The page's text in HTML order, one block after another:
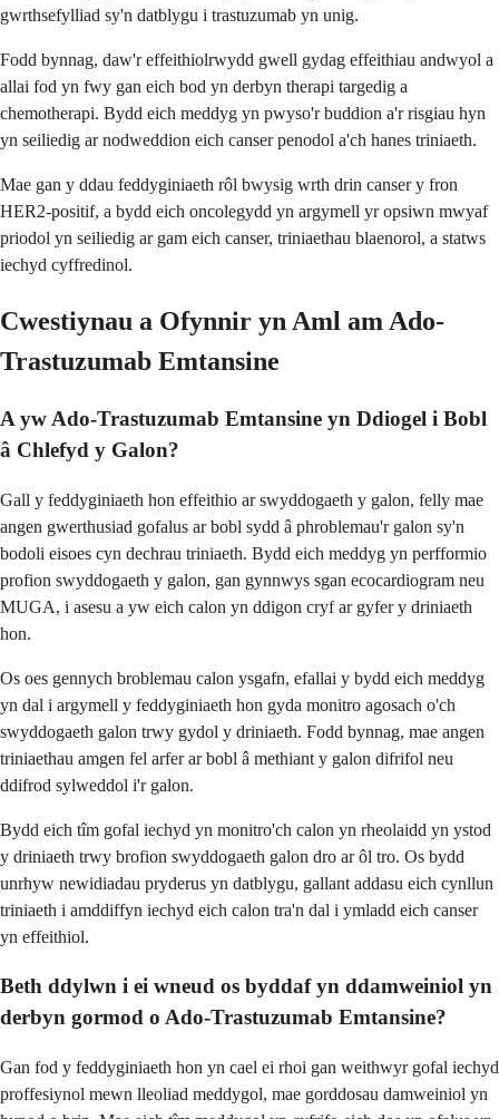
gwrthsefylliad sy'n datblygu i trastuzumab yn unig.
Fodd bynnag, daw'r effeithiolrwydd gwell gydag effeithiau andwyol a
allai fod yn fwy gan eich bod yn derbyn therapi targedig a
chemotherapi. Bydd eich meddyg yn pwyso'r buddion a'r risgiau hyn
yn seiliedig ar nodweddion eich canser penodol a'ch hanes triniaeth.
Mae gan y ddau feddyginiaeth rôl bwysig wrth drin canser y fron
HER2-positif, a bydd eich oncolegydd yn argymell yr opsiwn mwyaf
priodol yn seiliedig ar gam eich canser, triniaethau blaenorol, a statws
iechyd cyffredinol.
Cwestiynau a Ofynnir yn Aml am Ado-
Trastuzumab Emtansine
A yw Ado-Trastuzumab Emtansine yn Ddiogel i Bobl
â Chlefyd y Galon?
Gall y feddyginiaeth hon effeithio ar swyddogaeth y galon, felly mae
angen gwerthusiad gofalus ar bobl sydd â phroblemau'r galon sy'n
bodoli eisoes cyn dechrau triniaeth. Bydd eich meddyg yn perfformio
profion swyddogaeth y galon, gan gynnwys sgan ecocardiogram neu
MUGA, i asesu a yw eich calon yn ddigon cryf ar gyfer y driniaeth
hon.
Os oes gennych broblemau calon ysgafn, efallai y bydd eich meddyg
yn dal i argymell y feddyginiaeth hon gyda monitro agosach o'ch
swyddogaeth galon trwy gydol y driniaeth. Fodd bynnag, mae angen
triniaethau amgen fel arfer ar bobl â methiant y galon difrifol neu
ddifrod sylweddol i'r galon.
Bydd eich tîm gofal iechyd yn monitro'ch calon yn rheolaidd yn ystod
y driniaeth trwy brofion swyddogaeth galon dro ar ôl tro. Os bydd
unrhyw newidiadau pryderus yn datblygu, gallant addasu eich cynllun
triniaeth i amddiffyn iechyd eich calon tra'n dal i ymladd eich canser
yn effeithiol.
Beth ddylwn i ei wneud os byddaf yn ddamweiniol yn
derbyn gormod o Ado-Trastuzumab Emtansine?
Gan fod y feddyginiaeth hon yn cael ei rhoi gan weithwyr gofal iechyd
proffesiynol mewn lleoliad meddygol, mae gorddosau damweiniol yn